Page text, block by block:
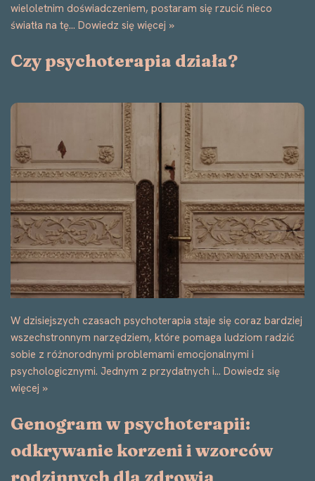
wieloletnim doświadczeniem, postaram się rzucić nieco
światła na tę… Dowiedz się więcej »
Czy psychoterapia działa?
W dzisiejszych czasach psychoterapia staje się coraz bardziej
wszechstronnym narzędziem, które pomaga ludziom radzić
sobie z różnorodnymi problemami emocjonalnymi i
psychologicznymi. Jednym z przydatnych i… Dowiedz się
więcej »
Genogram w psychoterapii:
odkrywanie korzeni i wzorców